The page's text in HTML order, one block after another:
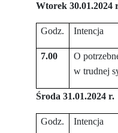
Wtorek 30.01.2024
Godz. Intencja
7.00
O
w trudnej
Środa 31.01.2024 r.
Godz. Intencja